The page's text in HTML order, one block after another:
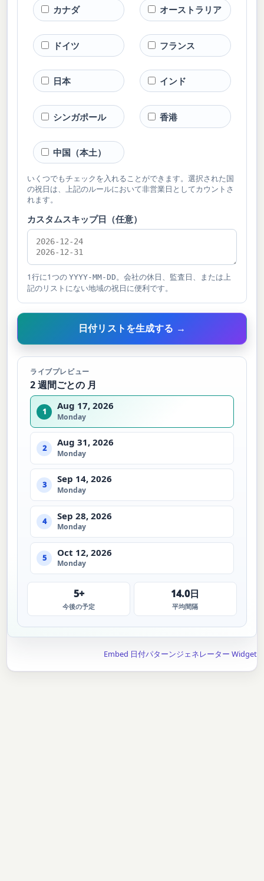
カナダ オーストラリア
ドイツ フランス
日本 インド
シンガポール 香港
中国（本土）
いくつでもチェックを入れることができます。選択された国
の祝日は、上記のルールにおいて非営業日としてカウントさ
れます。
カスタムスキップ日（任意）
1行に1つのYYYY-MM-DD。会社の休日、監査日、または上
記のリストにない地域の祝日に便利です。
日付リストを生成する →
ライブプレビュー
2 週間ごとの 月
1 Aug 17, 2026
Monday
2 Aug 31, 2026
Monday
3 Sep 14, 2026
Monday
4 Sep 28, 2026
Monday
5 Oct 12, 2026
Monday
5+
今後の予定
14.0日
平均間隔
Embed 日付パターンジェネレーター Widget